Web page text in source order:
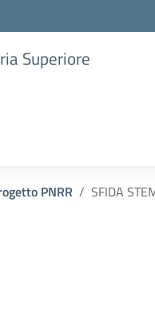
Superiore
PNRR SFIDA